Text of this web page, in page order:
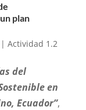
plan
Actividad 1.2
del
en
Ecuador”,